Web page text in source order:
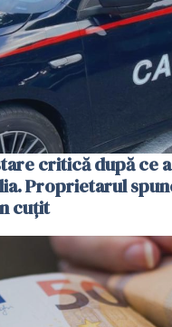
critică după ce
Proprietarul
cuțit